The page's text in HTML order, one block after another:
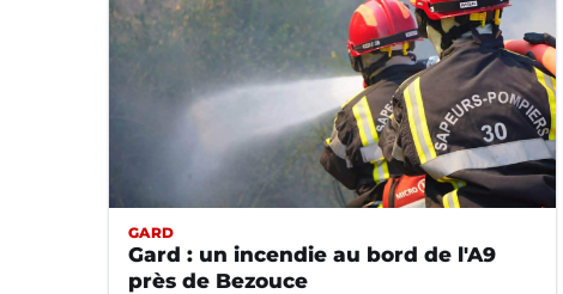
GARD
Gard : un incendie au bord de l'A9
près de Bezouce